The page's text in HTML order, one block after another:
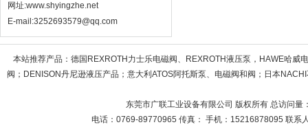
网址:www.shyingzhe.net
E-mail:3252693579@qq.com
本站推荐产品： 德国REXROTH力士乐电磁阀、REXROTH液压泵，HAWE哈威
阀；DENISON丹尼逊液压产品；意大利ATOS阿托斯泵、电磁阀和阀；日本
东莞市广联工业设备有限公司 版权所有 总访问量
电话：0769-89770965 传真： 手机：15216878095 联系